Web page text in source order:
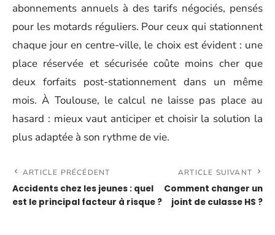
abonnements annuels à des tarifs négociés, pensés
pour les motards réguliers. Pour ceux qui stationnent
chaque jour en centre-ville, le choix est évident : une
place réservée et sécurisée coûte moins cher que
deux forfaits post-stationnement dans un même
mois. À Toulouse, le calcul ne laisse pas place au
hasard : mieux vaut anticiper et choisir la solution la
plus adaptée à son rythme de vie.
ARTICLE PRÉCÉDENT
Accidents chez les jeunes : quel
est le principal facteur à risque ?
ARTICLE SUIVANT
Comment changer un
joint de culasse HS ?